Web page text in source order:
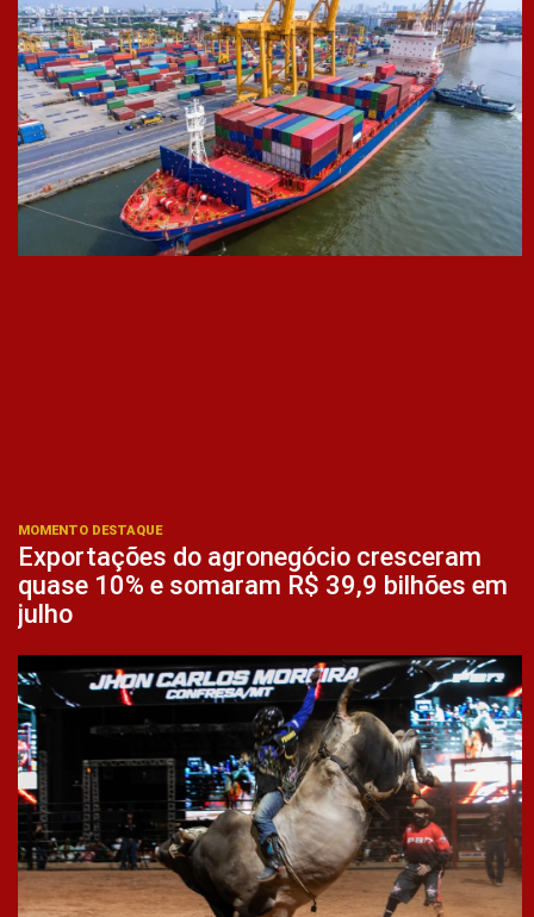
MOMENTO DESTAQUE
Exportações do agronegócio cresceram
quase 10% e somaram R$ 39,9 bilhões em
julho